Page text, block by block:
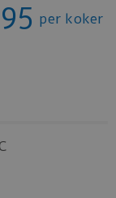
95 per koker